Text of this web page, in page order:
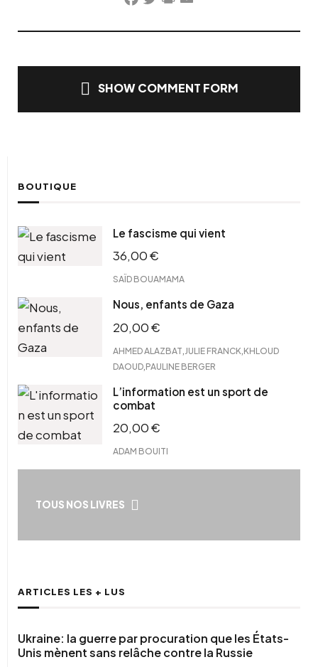
Facebook
TwitterPrintFriendly
Email
SHOW COMMENT FORM
BOUTIQUE
Le fascisme qui vient
36,00€
SAÏD BOUAMAMA
Nous, enfants de Gaza
20,00€
AHMED ALAZBAT JULIE FRANCK KHLOUD
DAOUD PAULINE BERGER
L’information est un sport de
combat
20,00€
ADAM BOUITI
TOUS NOS LIVRES
ARTICLES LES + LUS
Ukraine: la guerre par procuration que les États-
Unis mènent sans relâche contre la Russie